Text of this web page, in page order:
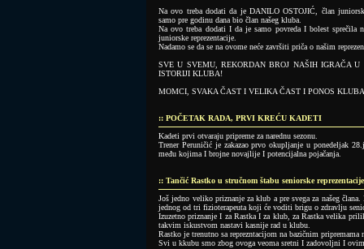
Na ovo treba dodati da je DANILO OSTOJIĆ, član
samo pre godinu dana bio član našeg kluba.
Na ovo treba dodati I da je samo povreda I bolest sprečila
juniorske reprezentacije.
Nadamo se da se na ovome neće završiti priča o našim
SVE U SVEMU, REKORDAN BROJ NAŠIH IGRAČA U
ISTORIJI KLUBA!
MOMCI, SVAKA ČAST I VELIKA ČAST I PONOS
:: POČETAK RADA, PRVI KREĆU KADETI
Kadeti prvi otvaraju pripreme za narednu sezonu.
Trener Peruničić je zakazao prvo okupljanje u ponedeljak
među kojima I brojne novajlije I potencijalna pojačanja.
:: Tančić Rastko u stručnom štabu seniorske
Još jedno veliko priznanje za klub a pre svega za našeg
jednog od tri fizioterapeuta koji će voditi brigu o zdravlju
Izuzetno priznanje I za Rastka I za klub, za Rastka velika
takvim iskustvom nastavi kasnije rad u klubu.
Rastko je trenutno sa reprezntacijom na bazičnim pripremama
Svi u kkubu smo zbog ovoga veoma sretni I zadovoljni I